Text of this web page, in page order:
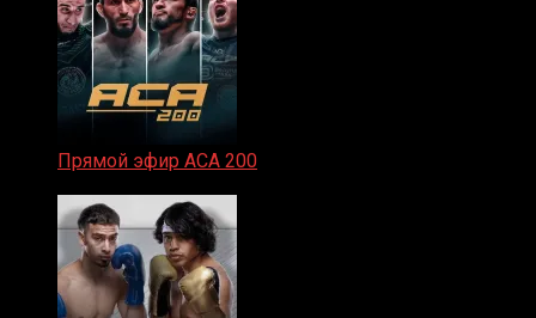
Прямой эфир ACA 200